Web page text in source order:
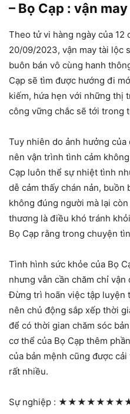
– Bọ Cạp : vận
Theo tử vi hàng ngày của 12
20/09/2023, vận may tài lộc
buôn bán vô cùng hanh
Cạp sẽ tìm được hướng đi
kiếm, hứa hẹn với những thị
công vững chắc sẽ tới trong
Tuy nhiên do ảnh hưởng
nên vận trình tình cảm
Cạp luôn thể sự nhiệt tình
dễ cảm thấy chán nản, buồn
không đúng người mà lại
thương là điều khó tránh
Bọ Cạp rằng trong chuyện
Tình hình sức khỏe của Bọ
nhưng vẫn cần chăm chỉ
Đừng trì hoãn việc tập luyện
nên chủ động sắp xếp thời
để có thời gian chăm sóc
cơ thể của Bọ Cạp thêm
của bản mệnh cũng được
rất nhiều.
Sự nghiệp :